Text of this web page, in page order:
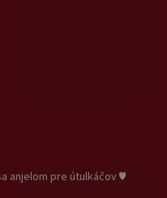
anjelom pre útulkáčov ♥